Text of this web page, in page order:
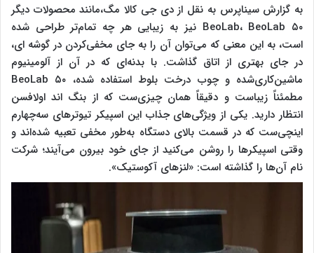
به گزارش سیناپرس به نقل از دی جی کالا مگ،مانند محصولات دیگر
BeoLab، BeoLab ۵۰ نیز به زیبایی هر چه تمام‌تر طراحی شده
است، به این معنی که می‌توان آن را به جای مخفی‌کردن در گوشه ای،
در جای بهتری از اتاق گذاشت. با بدنه‌ای که در آن از آلومینیوم
ماشین‌کاری‌شده و چوب درخت بلوط استفاده شده، BeoLab ۵۰
مطمئناً زیباست و دقیقاً همان چیزی‌ست که از بنگ اند اولافسن
انتظار دارید. یکی از ویژگی‌های جذاب این اسپیکر تیوترهای سه‌چهارم
اینچی‌ست که در قسمت بالای دستگاه به‌طور مخفی تعبیه شده‌اند و
وقتی اسپیکرها را روشن می‌کنید از جای خود بیرون می‌آیند؛ شرکت
نام آن‌ها را گذاشته است: «لنزهای آکوستیک».